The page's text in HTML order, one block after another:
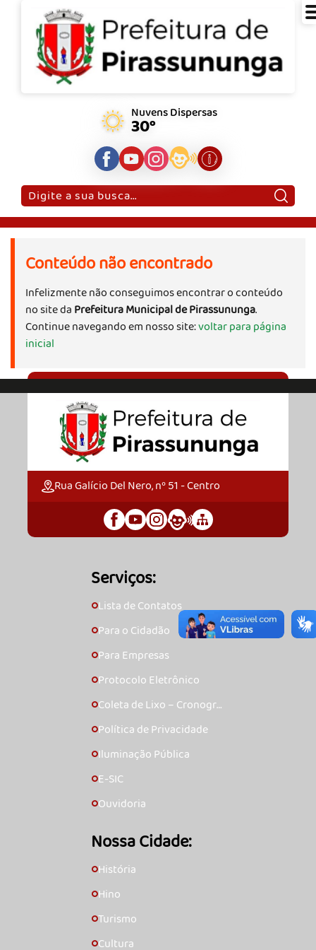
Nuvens Dispersas
30°
Pesquisar:
Conteúdo não encontrado
Infelizmente não conseguimos encontrar o conteúdo
no site da Prefeitura Municipal de Pirassununga.
Continue navegando em nosso site:voltar para página
inicial
Rua Galício Del Nero, nº 51 - Centro
Serviços:
🞇Lista de Contatos
🞇Para o Cidadão
🞇Para Empresas
🞇Protocolo Eletrônico
🞇Coleta de Lixo – Cronogra
🞇Política de Privacidade
🞇Iluminação Pública
🞇E-SIC
🞇Ouvidoria
Nossa Cidade:
🞇História
🞇Hino
🞇Turismo
🞇Cultura